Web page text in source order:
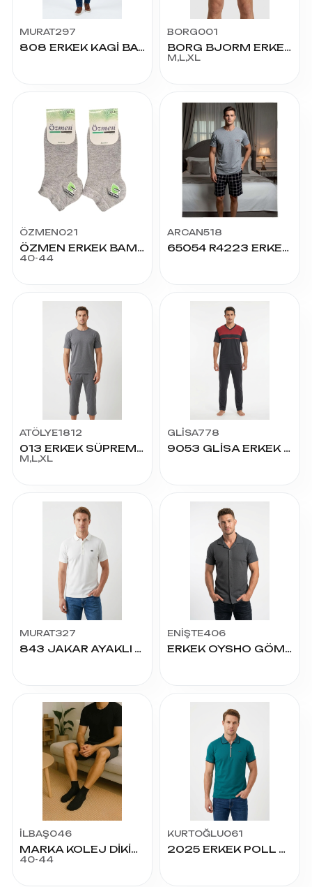
MURAT297
808 ERKEK KAGİ BASKILI TİŞÖRT
BORG001
BORG BJORM ERKEK BOXER
M,L,XL
ÖZMEN021
ÖZMEN ERKEK BAMBU PATİK
40-44
ARCAN518
65054 R4223 ERKEK SÜPREM BASIC ŞORTLU TAKIM
ATÖLYE1812
013 ERKEK SÜPREM BERMUDA TAKIM
M,L,XL
GLİSA778
9053 GLİSA ERKEK K.KOL PİJAMA TAKIM
MURAT327
843 JAKAR AYAKLI YAKA GENÇ TİŞÖRT
ENİŞTE406
ERKEK OYSHO GÖMLEK
İLBAŞ046
MARKA KOLEJ DİKİŞSİZ ÇORAP SİYAH
40-44
KURTOĞLU061
2025 ERKEK POLL BRAND FERMUARLI TİŞÖRT